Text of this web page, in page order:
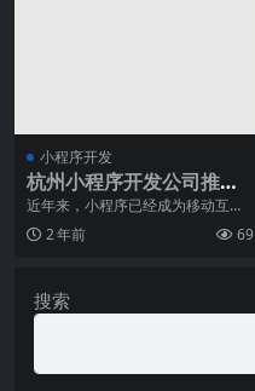
小程序开发
杭州小程序开发公司推
荐，专业技术保障
近年来，小程序已经成为移动互联
网发展的一大趋势，无论是电商、
餐饮、出行等各行各业
2 年前 69
搜索